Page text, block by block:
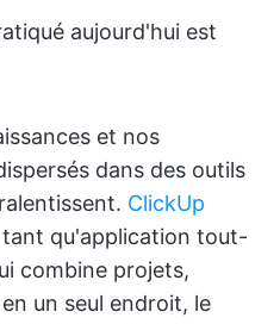
aujourd'hui est
et nos
dans des outils
ClickUp
qu'application tout-
combine projets,
un seul endroit, le